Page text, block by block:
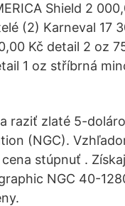
Shield 2
(2) Karneval 17
Kč detail 2 oz
1 oz stříbrná
raziť zlaté 5-
(NGC).
stúpnuť .
NGC 40-